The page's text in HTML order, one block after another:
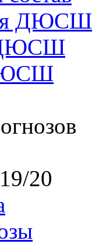
ДЮСШ
ДЮСШ
20